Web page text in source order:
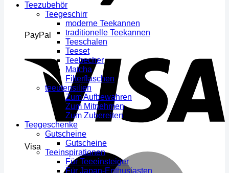
PayPal
Visa
Teezubehör
Teegeschirr
moderne Teekannen
traditionelle Teekannen
Teeschalen
Teeset
Teebecher
Matcha
Filterflaschen
teeutensilien
Zum Aufbewahren
Zum Mitnehmen
Zum Zubereiten
Teegeschenke
Gutscheine
Gutscheine
Teeinspirationen
Für Teeeinsteiger
Für Japan-Enthusiasten